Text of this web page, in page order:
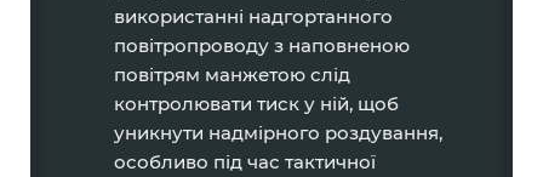
використанні надгортанного
повітропроводу з наповненою
повітрям манжетою слід
контролювати тиск у ній, щоб
уникнути надмірного роздування,
особливо під час тактичної